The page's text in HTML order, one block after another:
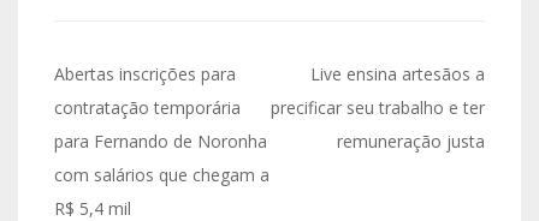
Abertas inscrições para
contratação temporária
para Fernando de Noronha
com salários que chegam a
R$ 5,4 mil
Live ensina artesãos a
precificar seu trabalho e ter
remuneração justa